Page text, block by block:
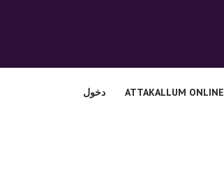
ATTAKALLUM ONLINE دخول
الصوتيات